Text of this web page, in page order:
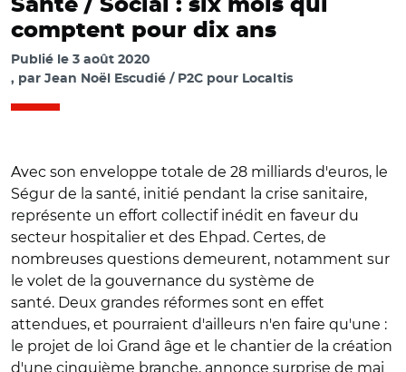
Santé / Social : six mois qui
comptent pour dix ans
Publié le 3 août 2020
par Jean Noël Escudié / P2C pour Localtis
Avec son enveloppe totale de 28 milliards d'euros, le
Ségur de la santé, initié pendant la crise sanitaire,
représente un effort collectif inédit en faveur du
secteur hospitalier et des Ehpad. Certes, de
nombreuses questions demeurent, notamment sur
le volet de la gouvernance du système de
santé. Deux grandes réformes sont en effet
attendues, et pourraient d'ailleurs n'en faire qu'une :
le projet de loi Grand âge et le chantier de la création
d'une cinquième branche, annonce surprise de mai